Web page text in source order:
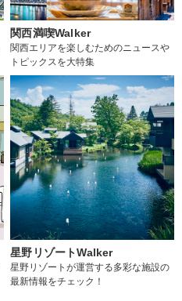
関西満喫Walker
関西エリアを楽しむためのニュースや
トピックスを大特集
星野リゾートWalker
星野リゾートが運営する多彩な施設の
最新情報をチェック！